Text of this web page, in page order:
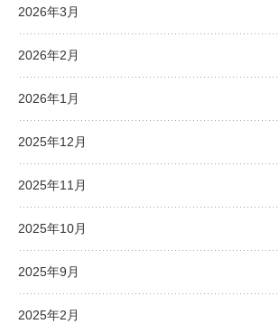
2026年3月
2026年2月
2026年1月
2025年12月
2025年11月
2025年10月
2025年9月
2025年2月